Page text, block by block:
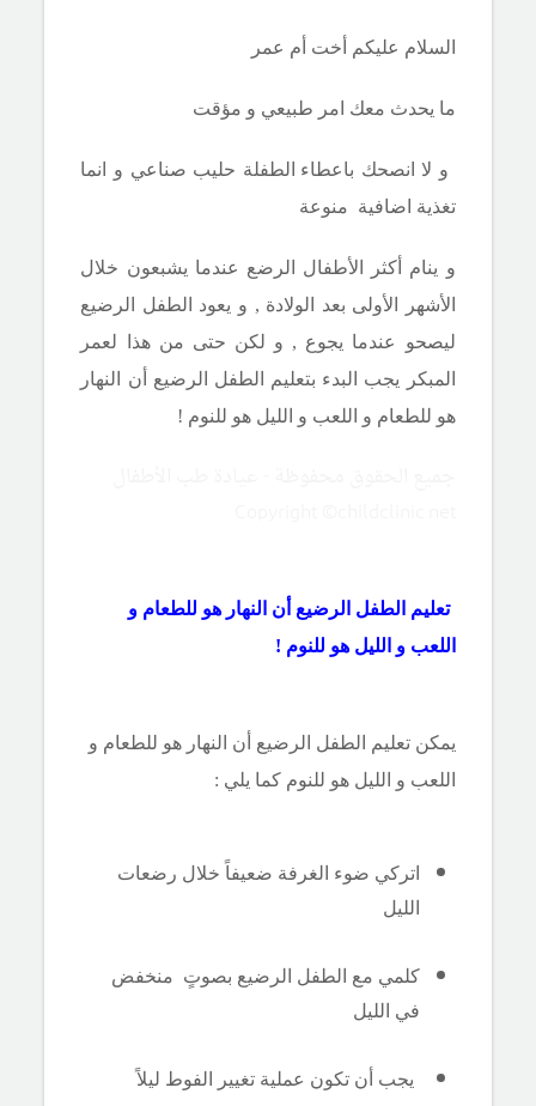
السلام عليكم أخت أم عمر
ما يحدث معك امر طبيعي و مؤقت
و لا انصحك باعطاء الطفلة حليب صناعي و انما
تغذية اضافية منوعة
و ينام أكثر الأطفال الرضع عندما يشبعون خلال
الأشهر الأولى بعد الولادة , و يعود الطفل الرضيع
ليصحو عندما يجوع , و لكن حتى من هذا لعمر
المبكر يجب البدء بتعليم الطفل الرضيع أن النهار
هو للطعام و اللعب و الليل هو للنوم !
تعليم الطفل الرضيع أن النهار هو للطعام و
اللعب و الليل هو للنوم !
يمكن تعليم الطفل الرضيع أن النهار هو للطعام و
اللعب و الليل هو للنوم كما يلي :
اتركي ضوء الغرفة ضعيفاً خلال رضعات
الليل
كلمي مع الطفل الرضيع بصوتٍ منخفض
في الليل
يجب أن تكون عملية تغيير الفوط ليلاً